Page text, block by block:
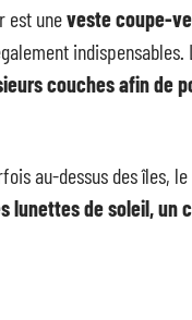
est uneveste coupe-
couches afin de
au-dessus des îles,
lunettes de soleil, un